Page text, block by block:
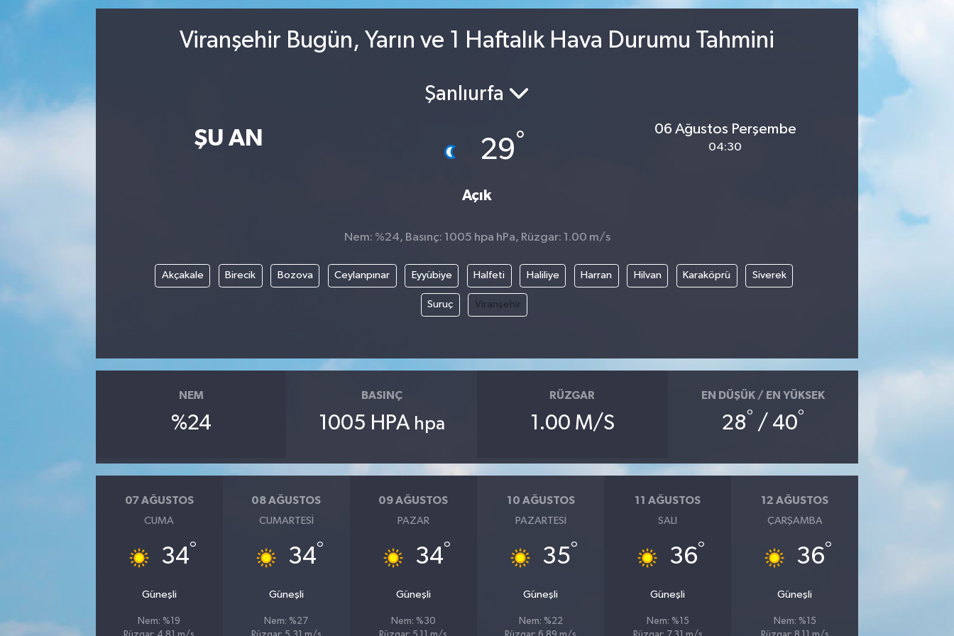
Viranşehir Bugün, Yarın ve 1 Haftalık Hava Durumu Tahmini
ŞU AN
Şanlıurfa
29°
Açık
06 Ağustos Perşembe
04:30
Nem: %24, Basınç: 1005 hpa hPa, Rüzgar: 1.00 m/s
Akçakale Birecik Bozova Ceylanpınar Eyyübiye Halfeti Haliliye Harran Hilvan Karaköprü Siverek
Suruç Viranşehir
NEM
%24
BASINÇ
1005 HPA hpa
RÜZGAR
1.00 M/S
EN DÜŞÜK / EN YÜKSEK
28° / 40°
07 AĞUSTOS
CUMA
34°
Güneşli
Nem: %19
08 AĞUSTOS
CUMARTESI
34°
Güneşli
Nem: %27
09 AĞUSTOS
PAZAR
34°
Güneşli
Nem: %30
10 AĞUSTOS
PAZARTESI
35°
Güneşli
Nem: %22
11 AĞUSTOS
SALI
36°
Güneşli
Nem: %15
12 AĞUSTOS
ÇARŞAMBA
36°
Güneşli
Nem: %15